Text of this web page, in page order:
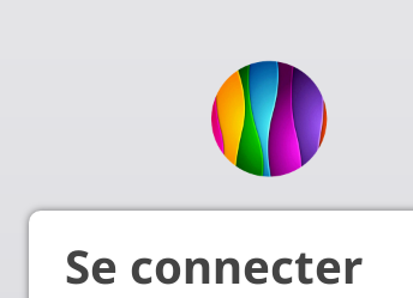
Se connecter